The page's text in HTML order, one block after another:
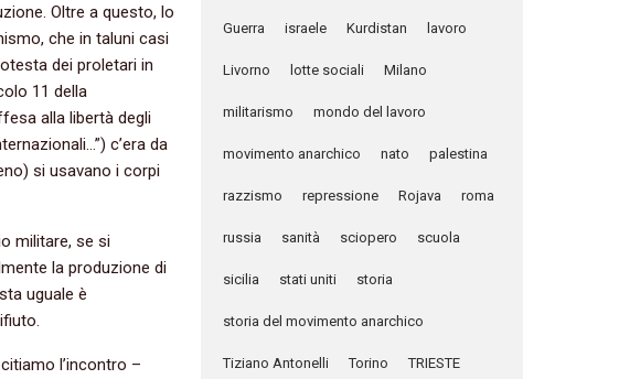
Oltre a questo, lo
che in taluni casi
dei proletari in
11 della
alla libertà degli
c’era da
si usavano i corpi
militare, se si
la produzione di
uguale è
l’incontro –
Guerra israele Kurdistan lavoro
Livorno lotte sociali Milano
militarismo mondo del lavoro
movimento anarchico nato palestina
razzismo repressione Rojava roma
russia sanità sciopero scuola
sicilia stati uniti storia
storia del movimento anarchico
Tiziano Antonelli Torino TRIESTE